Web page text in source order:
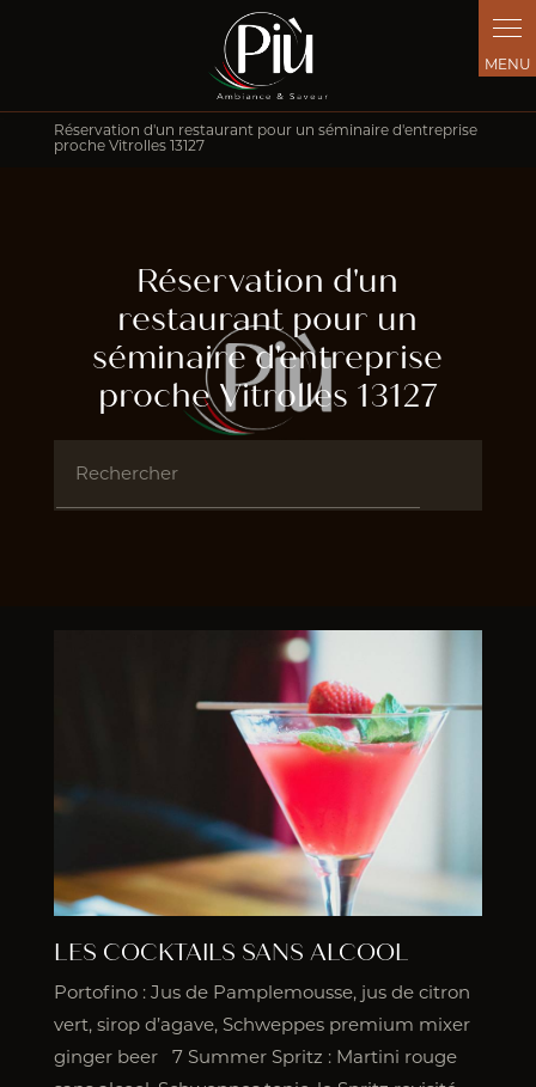
Réservation d'un restaurant pour un séminaire d'entreprise
proche Vitrolles 13127
Réservation d'un
restaurant pour un
séminaire d'entreprise
proche Vitrolles 13127
Rechercher
LES COCKTAILS SANS ALCOOL
Portofino : Jus de Pamplemousse, jus de citron
vert, sirop d’agave, Schweppes premium mixer
ginger beer 7 Summer Spritz : Martini rouge
Panneau de gestion des cookies